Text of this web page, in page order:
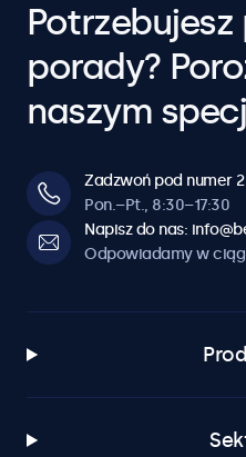
porady?
naszym
Zadzwoń pod numer
Pon.–Pt., 8:30–17:30
Napisz do nas:
Odpowiadamy w